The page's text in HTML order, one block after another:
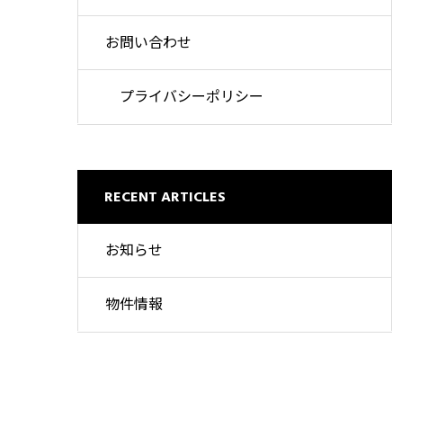
お問い合わせ
プライバシーポリシー
RECENT ARTICLES
お知らせ
物件情報